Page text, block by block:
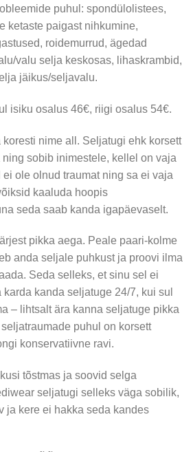
puhul: spondülolistees,
ketaste paigast nihkumine,
roidemurrud, ägedad
valu selja keskosas, lihaskrambid,
jäikus/seljavalu.
isiku osalus 46€, riigi osalus 54€.
nime all. Seljatugi ehk korsett
sobib inimestele, kellel on vaja
ole olnud traumat ning sa ei vaja
kaaluda hoopis
seda saab kanda igapäevaselt.
pikka aega. Peale paari-kolme
anda seljale puhkust ja proovi ilma
Seda selleks, et sinu sel ei
kanda seljatuge 24/7, kui sul
– lihtsalt ära kanna seljatuge pikka
puhul on korsett
konservatiivne ravi.
tõstmas ja soovid selga
seljatugi selleks väga sobilik,
ja kere ei hakka seda kandes